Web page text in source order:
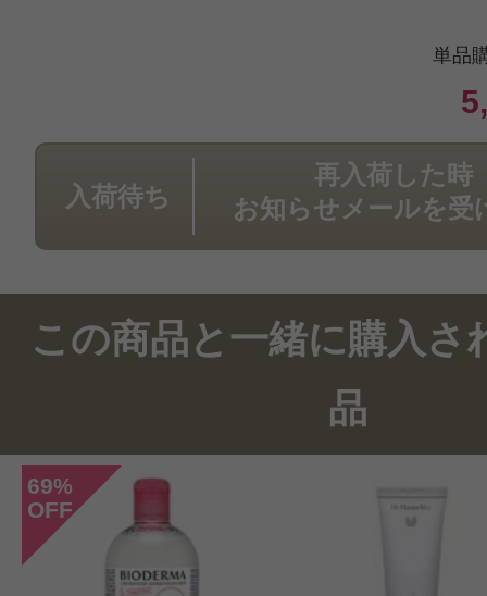
静に日数がかかりましたが、それ以
となく、乗り切ることがとができま
投稿日：2020年09月
感じた効能：唇の荒れ・乾燥/オーガ
自然派/ナチュラル化粧品/無香料
購入品：リップケアスティック
皮がむけたり、ひどいときは水疱み
単品
入荷待ち
再入荷した時
お知らせメールを受
この商品と一緒に購入さ
品
69%
OFF